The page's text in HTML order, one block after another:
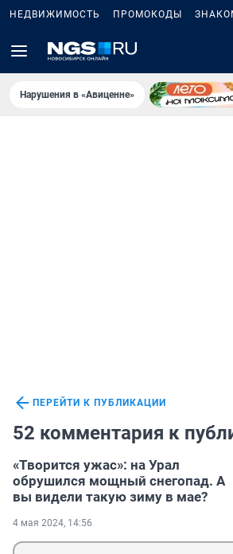
НЕДВИЖИМОСТЬ ПРОМОКОДЫ
Нарушения в «Авиценне»
ПЕРЕЙТИ К ПУБЛИКАЦИИ
52 комментария к
«Творится ужас»: на Урал
обрушился мощный снегопад. А
вы видели такую зиму в мае?
4 мая 2024, 14:56